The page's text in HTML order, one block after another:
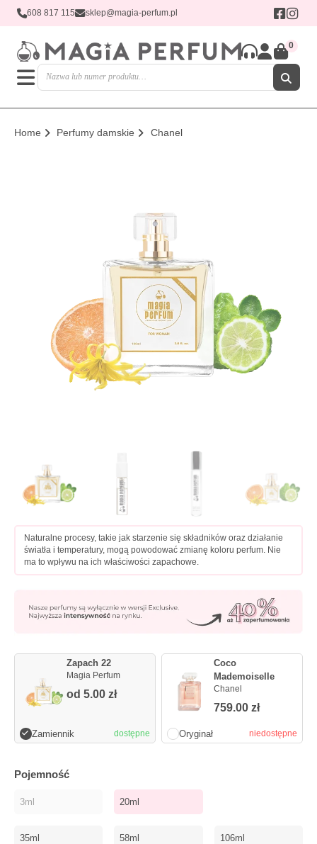
608 817 115 sklep@magia-perfum.pl
0
Home Perfumy damskie Chanel
Naturalne procesy, takie jak starzenie się składników oraz działanie
światła i temperatury, mogą powodować zmianę koloru perfum. Nie
ma to wpływu na ich właściwości zapachowe.
Zapach 22
Magia Perfum
od 5.00 zł
Zamiennik dostępne
Coco
Mademoiselle
Chanel
759.00 zł
Oryginał niedostępne
Pojemność
3ml 20ml
35ml 58ml 106ml